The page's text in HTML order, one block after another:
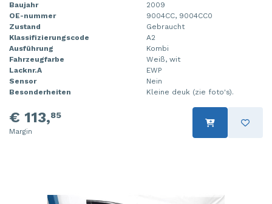
Baujahr
2009
OE-nummer
9004CC, 9004CC0
Zustand
Gebraucht
Klassifizierungscode
A2
Ausführung
Kombi
Fahrzeugfarbe
Weiß, wit
Lacknr.A
EWP
Sensor
Nein
Besonderheiten
Kleine deuk (zie foto's).
€ 113,85
Margin